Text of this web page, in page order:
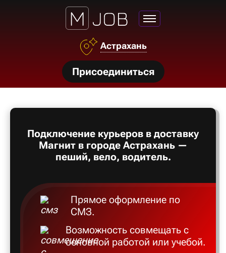
Астрахань
Присоединиться
Подключение курьеров в доставку
Магнит в городе Астрахань —
пеший, вело, водитель.
Прямое оформление по
СМЗ.
Возможность совмещать с
основной работой или учебой.